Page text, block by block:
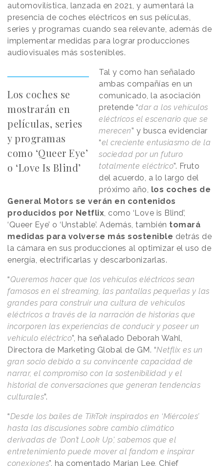
automovilística, lanzada en 2021, y aumentará la
presencia de coches eléctricos en sus películas,
series y programas cuando sea relevante, además de
implementar medidas para lograr producciones
audiovisuales más sostenibles.
Los coches se
mostrarán en
películas, series
y programas
como ‘Queer Eye’
o ‘Love Is Blind’
Tal y como han señalado
ambas compañías en un
comunicado, la asociación
pretende “dar a los vehículos
eléctricos el escenario que se
merecen” y busca evidenciar
“el creciente entusiasmo de la
sociedad por un futuro
totalmente eléctrico”. Fruto
del acuerdo, a lo largo del
próximo año, los coches de
General Motors se verán en contenidos
producidos por Netflix , como ‘Love is Blind’,
‘Queer Eye’ o ‘Unstable’. Además, también tomará
medidas para volverse más sostenible detrás de
la cámara en sus producciones al optimizar el uso de
energía, electrificarlas y descarbonizarlas.
“Queremos hacer que los vehículos eléctricos sean
famosos en el streaming, las pantallas pequeñas y las
grandes para construir una cultura de vehículos
eléctricos a través de la narración de historias que
incorporen las experiencias de conducir y poseer un
vehículo eléctrico”, ha señalado Deborah Wahl,
Directora de Marketing Global de GM. “Netflix es un
gran socio debido a su convincente capacidad de
narrar, el compromiso con la sostenibilidad y el
historial de conversaciones que generan tendencias
culturales”.
“Desde los bailes de TikTok inspirados en ‘Miércoles’
hasta las discusiones sobre cambio climático
derivadas de ‘Don’t Look Up', sabemos que el
entretenimiento puede mover al fandom e inspirar
conexiones”, ha comentado Marian Lee, Chief